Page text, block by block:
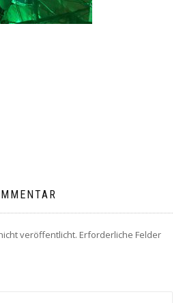
veröffentlicht. Erforderliche Felder